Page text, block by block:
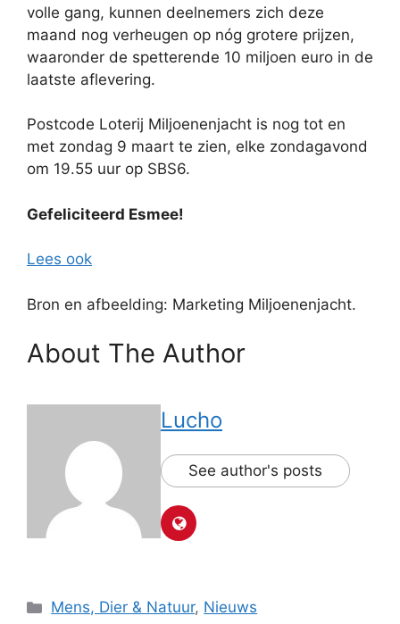
volle gang, kunnen deelnemers zich deze
maand nog verheugen op nóg grotere prijzen,
waaronder de spetterende 10 miljoen euro in de
laatste aflevering.
Postcode Loterij Miljoenenjacht is nog tot en
met zondag 9 maart te zien, elke zondagavond
om 19.55 uur op SBS6.
Gefeliciteerd Esmee!
Lees ook
Bron en afbeelding: Marketing Miljoenenjacht.
About The Author
Lucho
See author's posts
Categorieën
Mens, Dier & Natuur, Nieuws